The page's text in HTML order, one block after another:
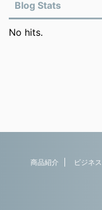
Blog Stats
No hits.
商品紹介 ビジネス